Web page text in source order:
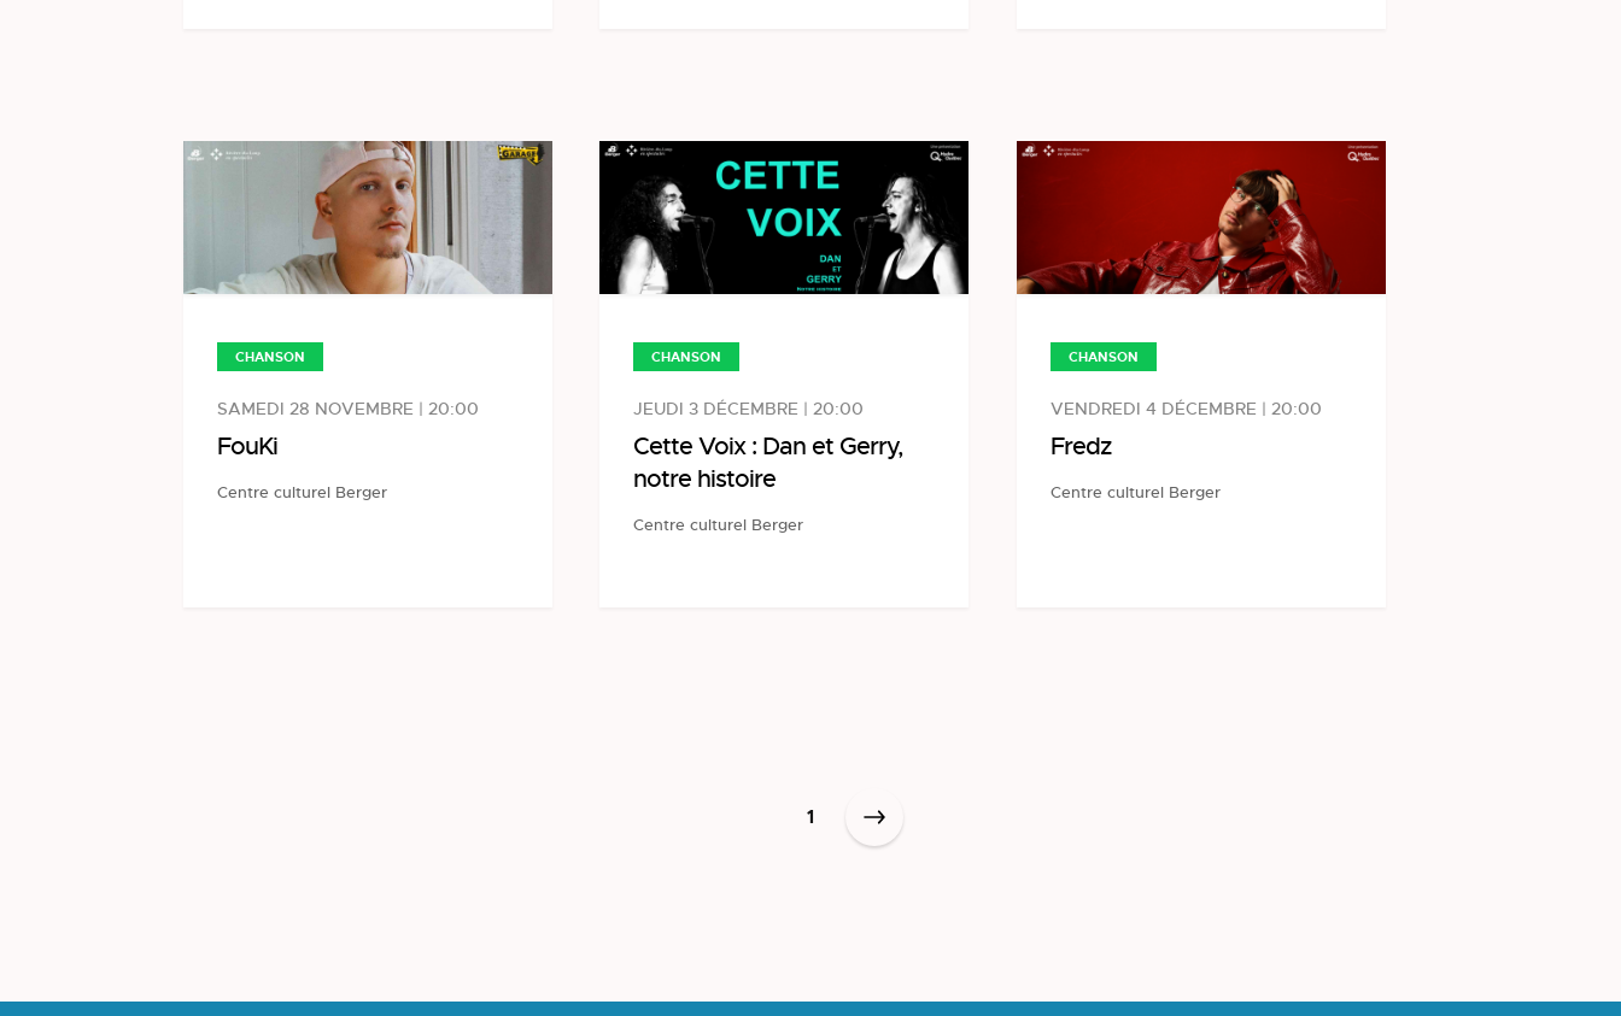
CHANSON
SAMEDI 28 NOVEMBRE | 20:00
FouKi
Centre culturel Berger
CHANSON
JEUDI 3 DÉCEMBRE | 20:00
Cette Voix : Dan et Gerry,
notre histoire
Centre culturel Berger
CHANSON
VENDREDI 4 DÉCEMBRE | 20:00
Fredz
Centre culturel Berger
1